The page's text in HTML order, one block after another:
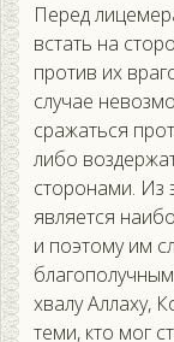
Перед
встать на
против их
случае
сражаться
либо
сторонами. Из
является
и поэтому им
хвалу Аллаху,
теми, кто мог